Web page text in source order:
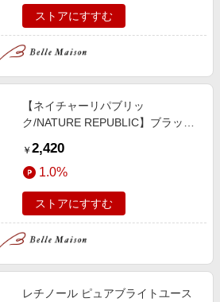
ストアにすすむ
【ネイチャーリパブリッ
ク/NATURE REPUBLIC】ブラック
入り (シートマスク)
￥ 2,420
1.0%
ストアにすすむ
レチノール ピュアブライトユース